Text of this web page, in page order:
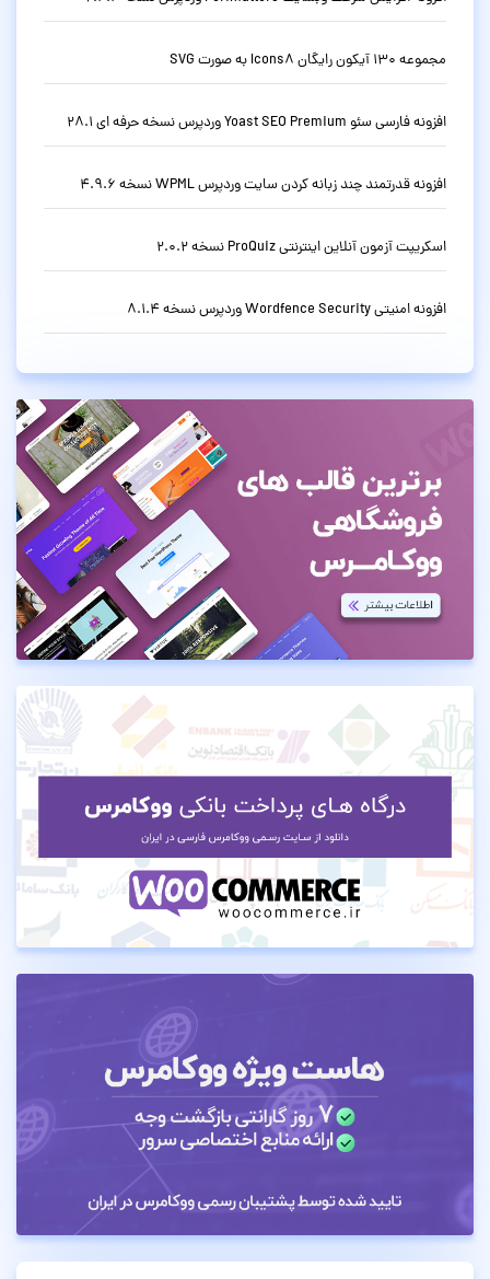
مجموعه 130 آیکون رایگان Icons8 به صورت SVG
افزونه فارسی سئو Yoast SEO Premium وردپرس نسخه حرفه ای 28.1
افزونه قدرتمند چند زبانه کردن سایت وردپرس WPML نسخه 4.9.6
اسکریپت آزمون آنلاین اینترنتی ProQuiz نسخه 2.0.2
افزونه امنیتی Wordfence Security وردپرس نسخه 8.1.4